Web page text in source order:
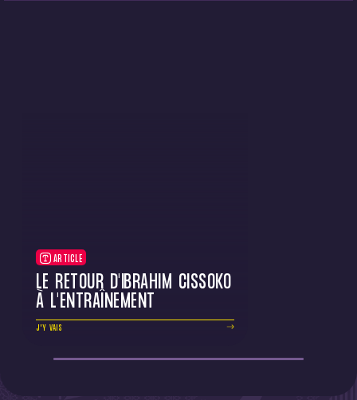
ARTICLE
LE RETOUR D'IBRAHIM CISSOKO
À L'ENTRAÎNEMENT
J'Y VAIS